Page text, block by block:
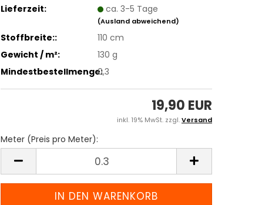
Schnelle Anmeldung mit
Lieferzeit:
ca. 3-5 Tage
(Ausland abweichend)
Stoffbreite::
110 cm
Gewicht / m²:
130 g
Mindestbestellmenge:0,3
19,90 EUR
inkl. 19% MwSt. zzgl.Versand
Meter (Preis pro Meter):
Meter
(Preis
pro